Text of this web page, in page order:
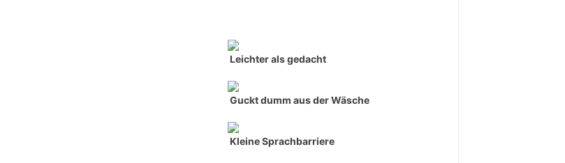
Leichter als gedacht
Guckt dumm aus der Wäsche
Kleine Sprachbarriere